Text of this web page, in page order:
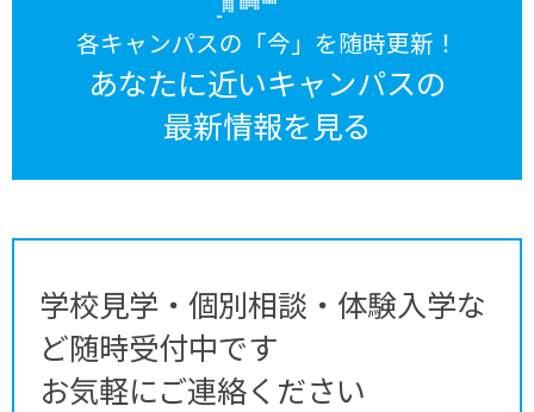
各キャンパスの「今」を随時更新！
あなたに近いキャンパスの
最新情報を見る
学校見学・個別相談・体験入学な
ど随時受付中です
お気軽にご連絡ください